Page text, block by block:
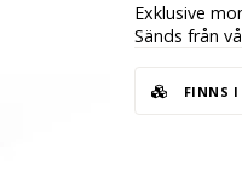
Exklusive
Sänds från
FINNS I